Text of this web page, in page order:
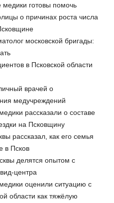
медики готовы помочь
о причинах роста числа
московской бригады:
в Псковской области
врачей о
медучреждений
рассказали о составе
на Псковщину
рассказал, как его семья
в Псков
делятся опытом с
центра
оценили ситуацию с
области как тяжёлую